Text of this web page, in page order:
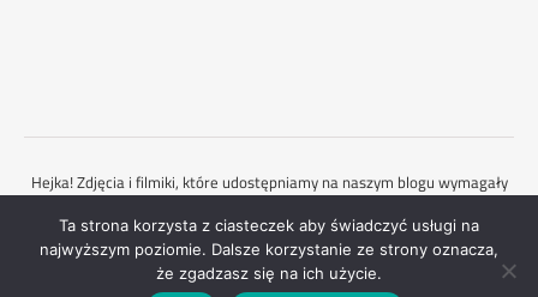
Hejka! Zdjęcia i filmiki, które udostępniamy na naszym blogu wymagały
od nas dużo pracy oraz deptania po świecie i są objęte prawami
autorskimi. Dlatego każdorazowo powinieneś zapytać nas o zgodę,
gdybyś chciał je wykorzystać. Mamy nadzieję, że to rozumiesz :)
Ta strona korzysta z ciasteczek aby świadczyć usługi na
najwyższym poziomie. Dalsze korzystanie ze strony oznacza,
że zgadzasz się na ich użycie.